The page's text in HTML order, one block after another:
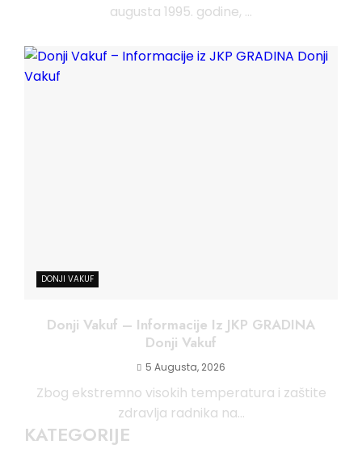
augusta 1995. godine, ...
DONJI VAKUF
Donji Vakuf – Informacije Iz JKP GRADINA
Donji Vakuf
5 Augusta, 2026
Zbog ekstremno visokih temperatura i zaštite
zdravlja radnika na...
KATEGORIJE